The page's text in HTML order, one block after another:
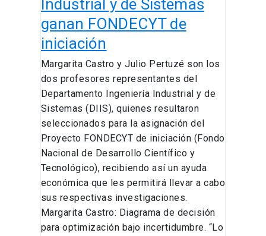
Industrial y de Sistemas
ganan FONDECYT de
iniciación
Margarita Castro y Julio Pertuzé son los
dos profesores representantes del
Departamento Ingeniería Industrial y de
Sistemas (DIIS), quienes resultaron
seleccionados para la asignación del
Proyecto FONDECYT de iniciación (Fondo
Nacional de Desarrollo Científico y
Tecnológico), recibiendo así un ayuda
económica que les permitirá llevar a cabo
sus respectivas investigaciones.
Margarita Castro: Diagrama de decisión
para optimización bajo incertidumbre. “Lo
de
iniciación